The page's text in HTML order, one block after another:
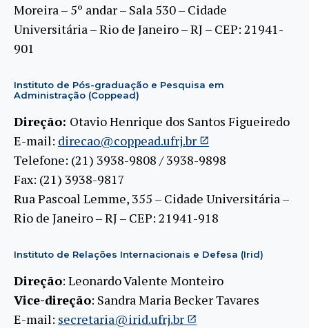
Moreira – 5º andar – Sala 530 – Cidade
Universitária – Rio de Janeiro – RJ – CEP: 21941-
901
Instituto de Pós-graduação e Pesquisa em
Administração (Coppead)
Direção: Otavio Henrique dos Santos Figueiredo
E-mail: direcao@coppead.ufrj.br
Telefone: (21) 3938-9808 / 3938-9898
Fax: (21) 3938-9817
Rua Pascoal Lemme, 355 – Cidade Universitária –
Rio de Janeiro – RJ – CEP: 21941-918
Instituto de Relações Internacionais e Defesa (Irid)
Direção: Leonardo Valente Monteiro
Vice-direção: Sandra Maria Becker Tavares
E-mail: secretaria@irid.ufrj.br